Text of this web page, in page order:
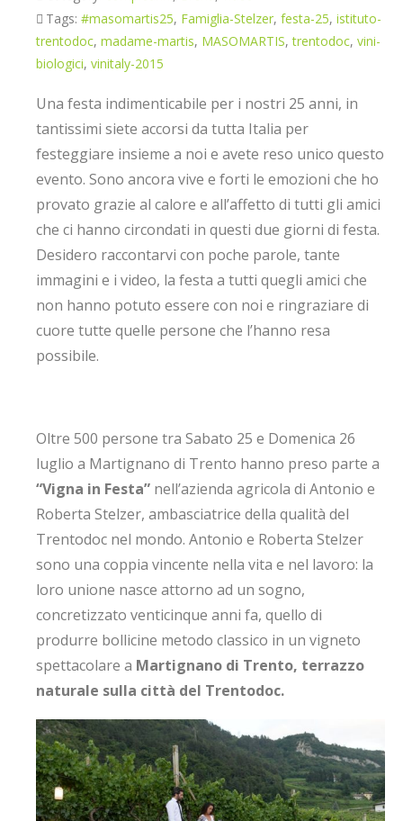
Tags: #masomartis25, Famiglia-Stelzer, festa-25, istituto-
trentodoc, madame-martis, MASOMARTIS,trentodoc, vini-
biologici, vinitaly-2015
Una festa indimenticabile per i nostri 25 anni, in
tantissimi siete accorsi da tutta Italia per
festeggiare insieme a noi e avete reso unico questo
evento. Sono ancora vive e forti le emozioni che ho
provato grazie al calore e all’affetto di tutti gli amici
che ci hanno circondati in questi due giorni di festa.
Desidero raccontarvi con poche parole, tante
immagini e i video, la festa a tutti quegli amici che
non hanno potuto essere con noi e ringraziare di
cuore tutte quelle persone che l’hanno resa
possibile.
Oltre 500 persone tra Sabato 25 e Domenica 26
luglio a Martignano di Trento hanno preso parte a
“Vigna in Festa” nell’azienda agricola di Antonio e
Roberta Stelzer, ambasciatrice della qualità del
Trentodoc nel mondo. Antonio e Roberta Stelzer
sono una coppia vincente nella vita e nel lavoro: la
loro unione nasce attorno ad un sogno,
concretizzato venticinque anni fa, quello di
produrre bollicine metodo classico in un vigneto
spettacolare a Martignano di Trento, terrazzo
naturale sulla città del Trentodoc.